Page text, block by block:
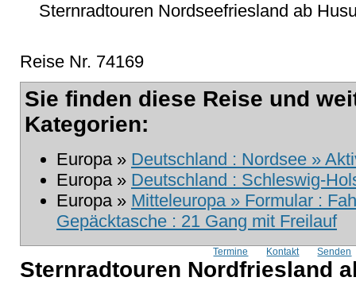
Sternradtouren Nordseefriesland ab
Reise Nr. 74169
Sie finden diese Reise und
Kategorien:
Europa » Deutschland : Nordsee »
Europa » Deutschland : Schleswig-
Europa » Mitteleuropa » Formular :
Gepäcktasche : 21 Gang mit Freilauf
Termine Kontakt Senden
Sternradtouren Nordfriesland